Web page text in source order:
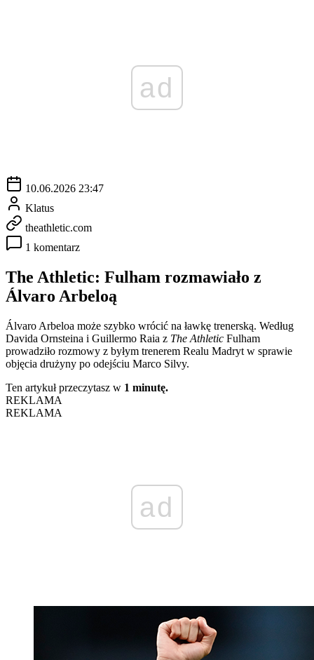
ad
10.06.2026 23:47
Klatus
theathletic.com
1 komentarz
The Athletic: Fulham rozmawiało z
Álvaro Arbeloą
Álvaro Arbeloa może szybko wrócić na ławkę trenerską. Według
Davida Ornsteina i Guillermo Raia z The Athletic Fulham
prowadziło rozmowy z byłym trenerem Realu Madryt w sprawie
objęcia drużyny po odejściu Marco Silvy.
Ten artykuł przeczytasz w 1 minutę.
REKLAMA
REKLAMA
ad